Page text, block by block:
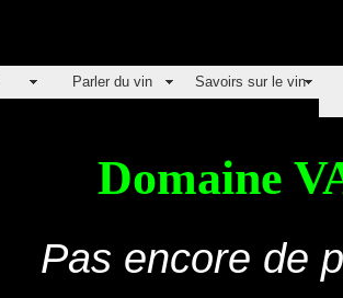
Parler du vin Savoirs sur le vin
Domaine
Pas encore de